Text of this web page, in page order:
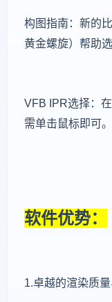
构图指南：新的
黄金螺旋）帮助
VFB IPR选择：
需单击鼠标即可。
软件优势：
1.卓越的渲染质量